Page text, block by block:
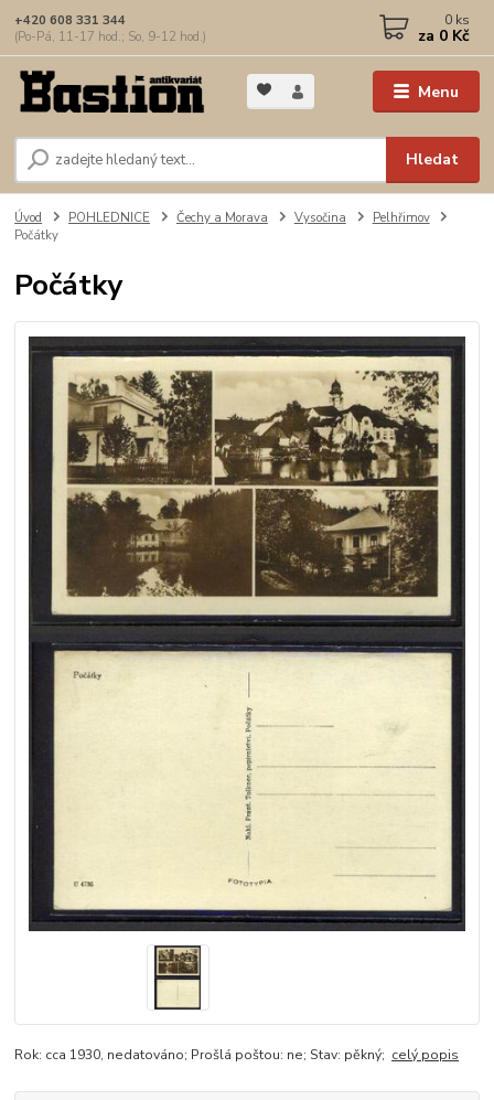
Menu
Hledat
+420 608 331 344
(Po-Pá, 11-17 hod.; So, 9-12 hod.)
0 ks
za 0 Kč
Úvod POHLEDNICE Čechy a Morava Vysočina
Pelhřimov
Počátky
Počátky
Rok: cca 1930, nedatováno; Prošlá poštou: ne; Stav: pěkný; celý popis